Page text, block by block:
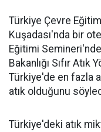
Türkiye Çevre
Kuşadası'nda bir
Eğitimi
Bakanlığı Sıfır
Türkiye'de en fazla
atık olduğunu
Türkiye'deki atık